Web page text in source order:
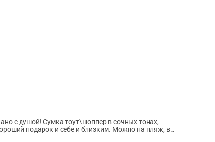
с душой! Сумка тоут\шоппер в сочных тонах,
подарок и себе и близким. Можно на пляж, в